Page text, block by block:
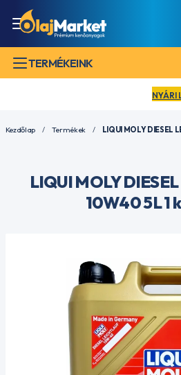
TERMÉKEINK
NYÁRI
Kezdőlap Termékek LIQUI MOLY DIESEL
LIQUI MOLY
10W40 5L 1